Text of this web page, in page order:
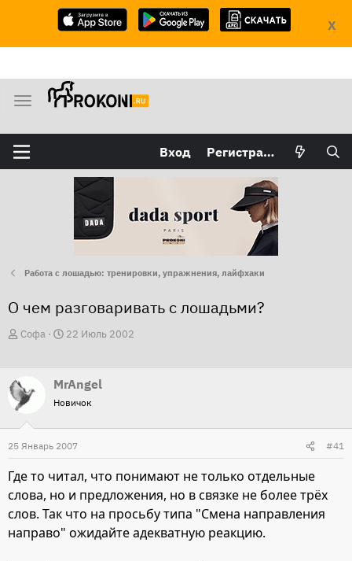
X
М
н
ю
Вход Регистрация
Работа с лошадью: тренировки, упражнения, лайфхаки
О чем разговаривать с лошадьми?
А
о
р
т
е
ы
Софа
Д
а
н
а
ч
л
а
22 Июль 2002
MrAngel
Новичок
25 Январь 2007 #41
Где то читал, что понимают не только отдельные
слова, но и предложения, но в связке не более трёх
слов. Так что на просьбу типа "Смена направления
направо" ожидайте адекватную реакцию.